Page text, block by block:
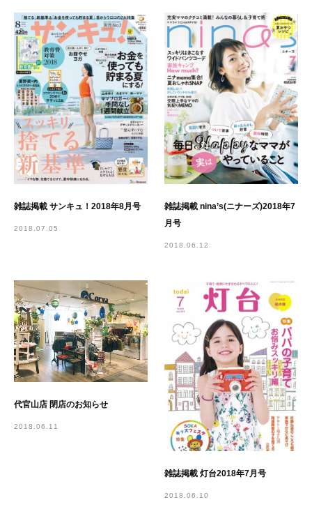
雑誌掲載 サンキュ！2018年8月号
2018.07.05
雑誌掲載 nina’s(ニナーズ)2018年7
月号
2018.06.12
代官山店 閉店のお知らせ
2018.06.11
雑誌掲載 灯台2018年7月号
2018.06.10